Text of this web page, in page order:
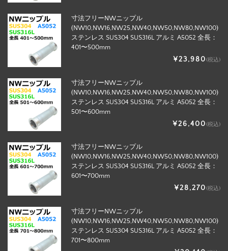
寸法フリーNWニップル
(NW10,NW16,NW25,NW40,NW50,NW80,NW100)
ステンレス SUS304 SUS316L アルミ A5052 全長：
401〜500mm
¥23,980(税込)
寸法フリーNWニップル
(NW10,NW16,NW25,NW40,NW50,NW80,NW100)
ステンレス SUS304 SUS316L アルミ A5052 全長：
501〜600mm
¥26,400(税込)
寸法フリーNWニップル
(NW10,NW16,NW25,NW40,NW50,NW80,NW100)
ステンレス SUS304 SUS316L アルミ A5052 全長：
601〜700mm
¥28,270(税込)
寸法フリーNWニップル
(NW10,NW16,NW25,NW40,NW50,NW80,NW100)
ステンレス SUS304 SUS316L アルミ A5052 全長：
701〜800mm